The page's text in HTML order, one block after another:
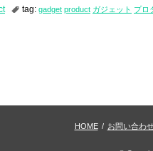
tag: gadget product ガジェット プロ
HOME / お問い合わ